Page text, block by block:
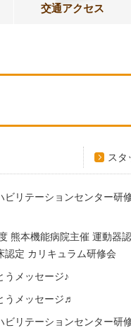
交通アクセス
スタ
ビリテーションセンター研
熊本機能病院主催 運動器
認定 カリキュラム研修会
うメッセージ♪
うメッセージ♬
ビリテーションセンター研